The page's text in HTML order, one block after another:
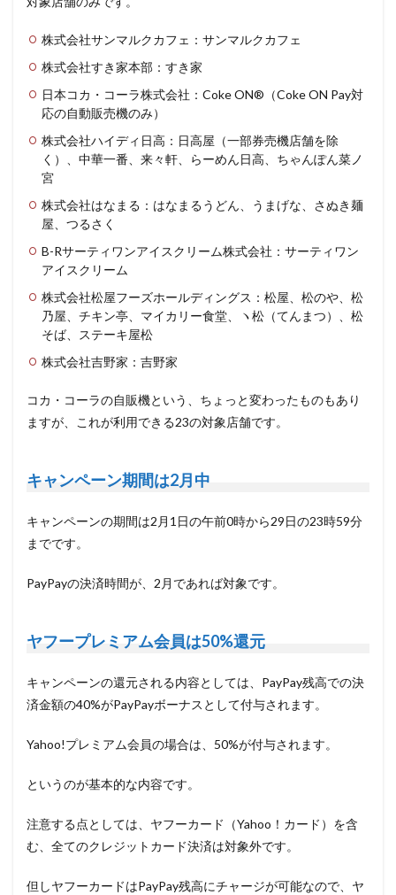
株式会社サンマルクカフェ：サンマルクカフェ
株式会社すき家本部：すき家
日本コカ・コーラ株式会社：Coke ON®（Coke ON Pay対
応の自動販売機のみ）
株式会社ハイディ日高：日高屋（一部券売機店舗を除
く）、中華一番、来々軒、らーめん日高、ちゃんぽん菜ノ
宮
株式会社はなまる：はなまるうどん、うまげな、さぬき麺
屋、つるさく
B-Rサーティワンアイスクリーム株式会社：サーティワン
アイスクリーム
株式会社松屋フーズホールディングス：松屋、松のや、松
乃屋、チキン亭、マイカリー食堂、ヽ松（てんまつ）、松
そば、ステーキ屋松
株式会社吉野家：吉野家
コカ・コーラの自販機という、ちょっと変わったものもあり
ますが、これが利用できる23の対象店舗です。
キャンペーン期間は2月中
キャンペーンの期間は2月1日の午前0時から29日の23時59分
までです。
PayPayの決済時間が、2月であれば対象です。
ヤフープレミアム会員は50%還元
キャンペーンの還元される内容としては、 PayPay残高での決
済金額の40%がPayPayボーナスとして付与されます。
Yahoo!プレミアム会員の場合は、50%が付与されます。
というのが基本的な内容です。
注意する点としては、ヤフーカード（Yahoo！カード）を含
む、全てのクレジットカード決済は対象外です。
但しヤフーカードはPayPay残高にチャージが可能なので、ヤ